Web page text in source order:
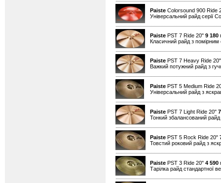
Paiste Colorsound 900 Ride
Універсальний райд серії
Paiste PST 7 Ride 20" 9 180
Класичний райд з
Paiste PST 7 Heavy Ride
Важкий потужний райд з
Paiste PST 5 Medium Ride
Універсальний райд з
Paiste PST 7 Light Ride 20"
Тонкий збалансований
Paiste PST 5 Rock Ride 20"
Товстий роковий райд з
Paiste PST 3 Ride 20" 4 590
Тарілка райд стандартної